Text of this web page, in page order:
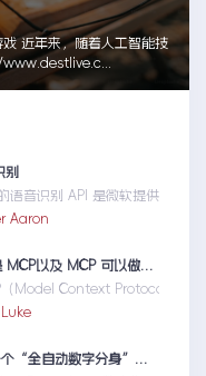
近年来，随着人工智能技
语音识别 API 是微软提供的一
Aaron
MCP | 一文详解什么是 MCP以及 MCP 可以做什么
Model Context Protocol）是
你的工作流程，值得一个“全自动数字分身”：录制、截图、成文，一气呵成